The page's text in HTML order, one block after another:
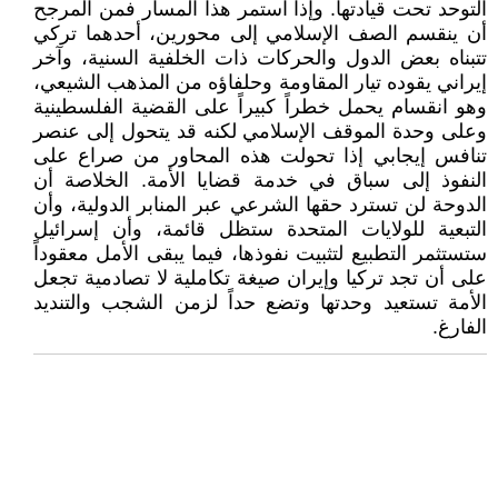
التوحد تحت قيادتها. وإذا استمر هذا المسار فمن المرجح
أن ينقسم الصف الإسلامي إلى محورين، أحدهما تركي
تتبناه بعض الدول والحركات ذات الخلفية السنية، وآخر
إيراني يقوده تيار المقاومة وحلفاؤه من المذهب الشيعي،
وهو انقسام يحمل خطراً كبيراً على القضية الفلسطينية
وعلى وحدة الموقف الإسلامي لكنه قد يتحول إلى عنصر
تنافس إيجابي إذا تحولت هذه المحاور من صراع على
النفوذ إلى سباق في خدمة قضايا الأمة. الخلاصة أن
الدوحة لن تسترد حقها الشرعي عبر المنابر الدولية، وأن
التبعية للولايات المتحدة ستظل قائمة، وأن إسرائيل
ستستثمر التطبيع لتثبيت نفوذها، فيما يبقى الأمل معقوداً
على أن تجد تركيا وإيران صيغة تكاملية لا تصادمية تجعل
الأمة تستعيد وحدتها وتضع حداً لزمن الشجب والتنديد
الفارغ.